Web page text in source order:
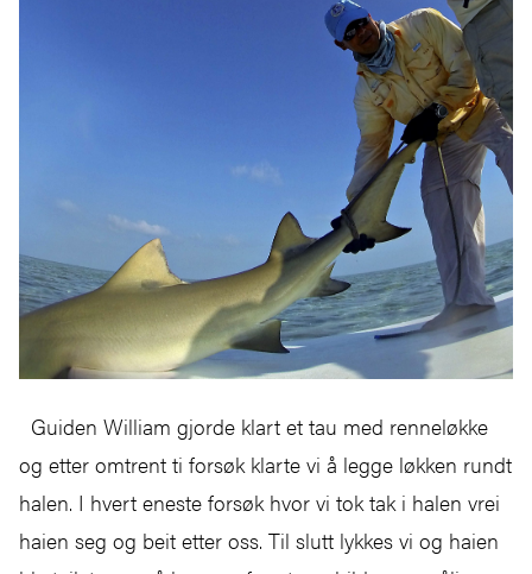
Guiden William gjorde klart et tau med renneløkke
og etter omtrent ti forsøk klarte vi å legge løkken rundt
halen. I hvert eneste forsøk hvor vi tok tak i halen vrei
haien seg og beit etter oss. Til slutt lykkes vi og haien